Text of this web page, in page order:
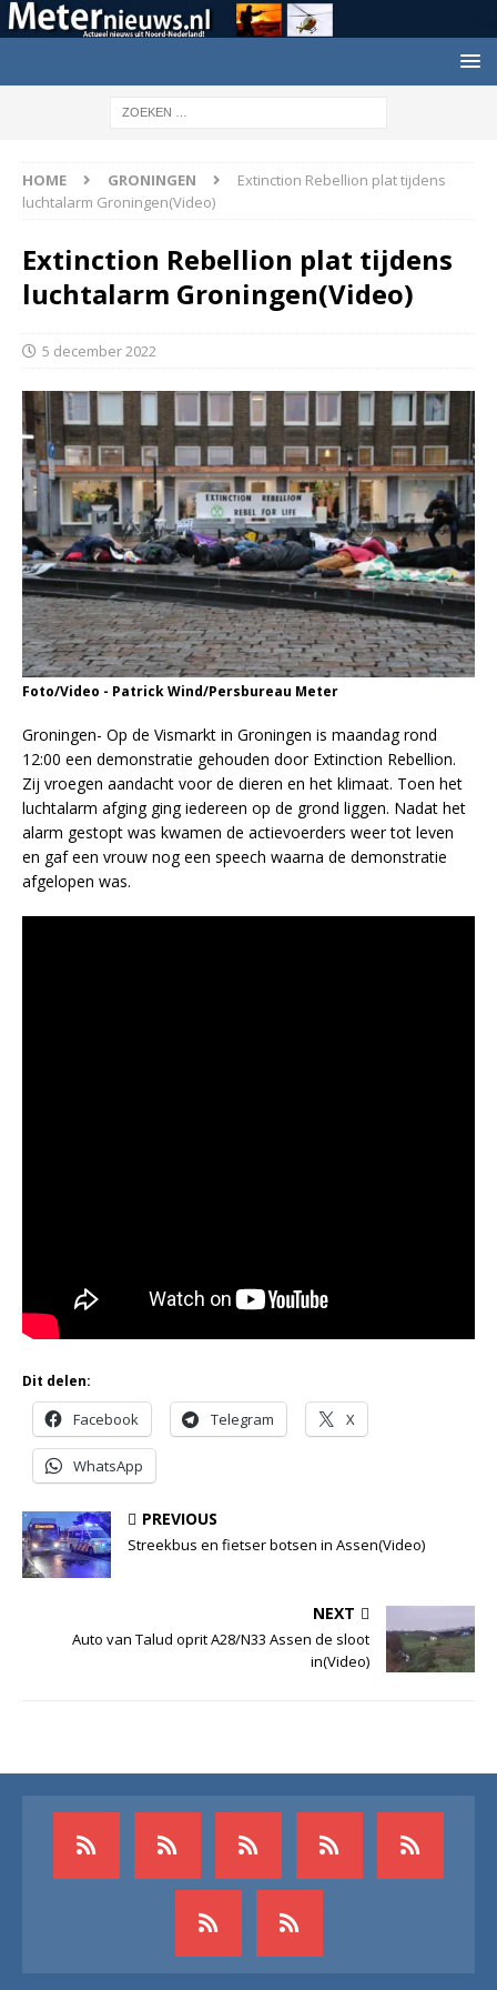
HOME GRONINGEN
Extinction Rebellion plat tijdens
luchtalarm Groningen(Video)
Extinction Rebellion plat tijdens
luchtalarm Groningen(Video)
5 december 2022
Foto/Video - Patrick Wind/Persbureau Meter
Groningen- Op de Vismarkt in Groningen is maandag rond
12:00 een demonstratie gehouden door Extinction Rebellion.
Zij vroegen aandacht voor de dieren en het klimaat. Toen het
luchtalarm afging ging iedereen op de grond liggen. Nadat het
alarm gestopt was kwamen de actievoerders weer tot leven
en gaf een vrouw nog een speech waarna de demonstratie
afgelopen was.
Dit delen:
Facebook Telegram X
WhatsApp
PREVIOUS
Streekbus en fietser botsen in Assen(Video)
NEXT
Auto van Talud oprit A28/N33 Assen de sloot
in(Video)